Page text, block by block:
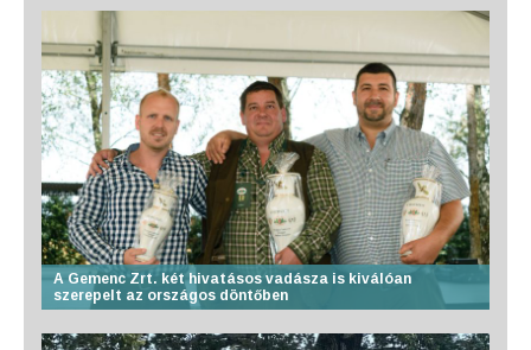
A Gemenc Zrt. két hivatásos vadásza is kiválóan
szerepelt az országos döntőben